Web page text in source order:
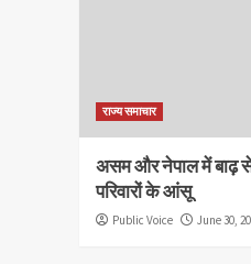
राज्य समाचार
असम और नेपाल में बाढ़ से
परिवारों के आंसू
Public Voice June 30,